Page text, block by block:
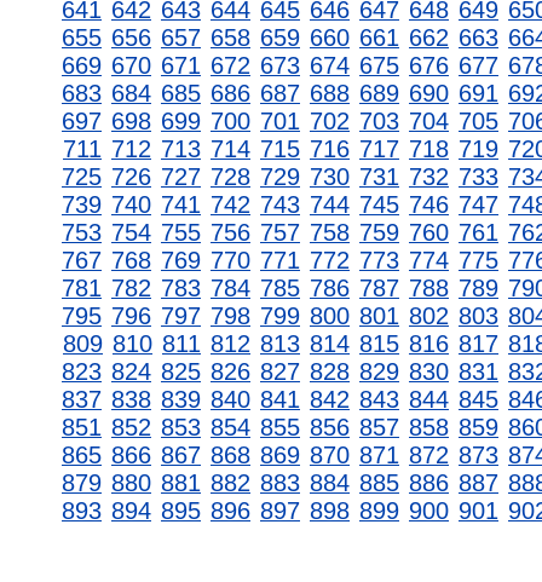
641 642 643 644 645 646 647 648 649
655 656 657 658 659 660 661 662 663
669 670 671 672 673 674 675 676 677
683 684 685 686 687 688 689 690 691
697 698 699 700 701 702 703 704 705
711 712 713 714 715 716 717 718 719
725 726 727 728 729 730 731 732 733
739 740 741 742 743 744 745 746 747
753 754 755 756 757 758 759 760 761
767 768 769 770 771 772 773 774 775
781 782 783 784 785 786 787 788 789
795 796 797 798 799 800 801 802 803
809 810 811 812 813 814 815 816 817
823 824 825 826 827 828 829 830 831
837 838 839 840 841 842 843 844 845
851 852 853 854 855 856 857 858 859
865 866 867 868 869 870 871 872 873
879 880 881 882 883 884 885 886 887
893 894 895 896 897 898 899 900 901